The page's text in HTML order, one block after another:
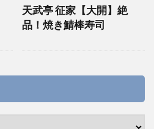
天武亭 征家【大開】絶
品！焼き鯖棒寿司